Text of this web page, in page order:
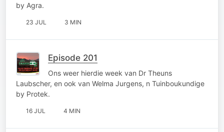
by Agra.
23 JUL 3 MIN
Episode 201
Ons weer hierdie week van Dr Theuns
Laubscher, en ook van Welma Jurgens, n Tuinboukundige
by Protek.
16 JUL 4 MIN